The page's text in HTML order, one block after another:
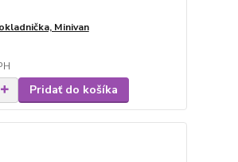
Minivan
Pridať do košíka